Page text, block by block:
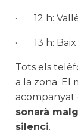
· 12 h:
· 13 h: Baix
Tots els
a la zona. El
acompanyat
sonarà
silenci.